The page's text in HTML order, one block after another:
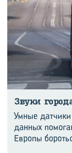
Звуки
Умные
данных
Европы